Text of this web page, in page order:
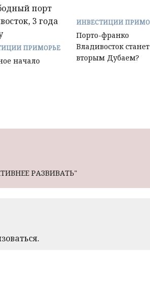
ПРИМОРЬЕ
начало
ИНВЕСТИЦИИ
Порто-франко
Владивосток станет
вторым Дубаем?
РАЗВИВАТЬ"
.